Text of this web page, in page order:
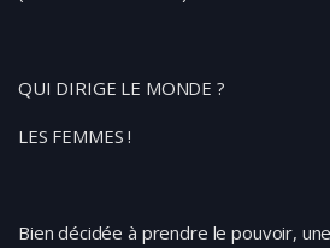
QUI DIRIGE LE MONDE ?
LES FEMMES !
Bien décidée à prendre le pouvoir,